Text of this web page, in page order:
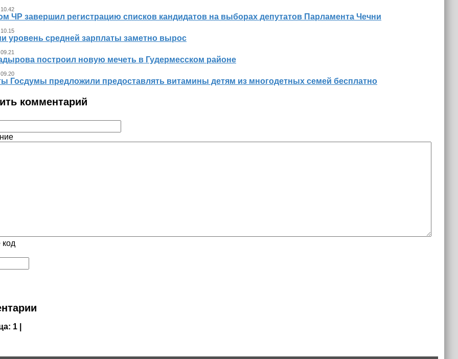
ЧР завершил регистрацию списков кандидатов на выборах депутатов Парламента Чечни
уровень средней зарплаты заметно вырос
построил новую мечеть в Гудермесском районе
Госдумы предложили предоставлять витамины детям из многодетных семей бесплатно
комментарий
код
1 |